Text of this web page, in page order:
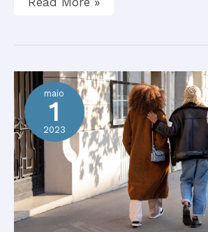
maio
1
2023